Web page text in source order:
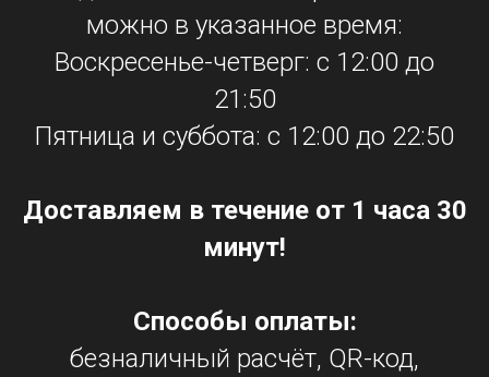
можно в указанное время:
Воскресенье-четверг: с 12:00 до
21:50
Пятница и суббота: с 12:00 до 22:50
Доставляем в течение от 1 часа 30
минут!
Способы оплаты:
безналичный расчёт, QR-код,